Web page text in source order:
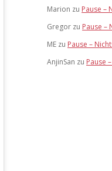
Marion zu Pause –
Gregor zu Pause –
ME zu Pause –
AnjinSan zu Pause